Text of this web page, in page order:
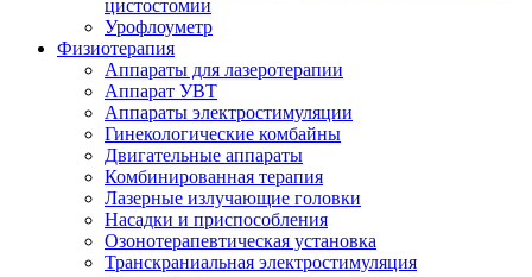
цистостомии
Урофлоуметр
Физиотерапия
Аппараты для лазеротерапии
Аппарат УВТ
Аппараты электростимуляции
Гинекологические комбайны
Двигательные аппараты
Комбинированная терапия
Лазерные излучающие головки
Насадки и приспособления
Озонотерапевтическая установка
Транскраниальная электростимуляция